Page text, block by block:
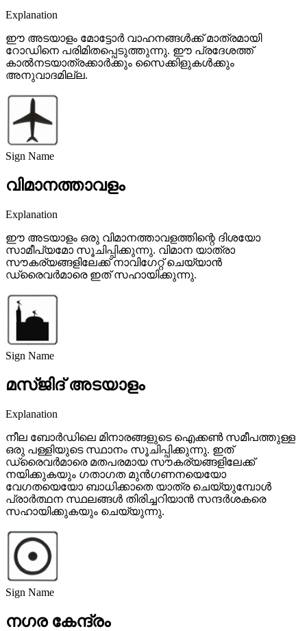
Explanation
ഈ അടയാളം മോട്ടോർ വാഹനങ്ങൾക്ക് മാത്രമായി
റോഡിനെ പരിമിതപ്പെടുത്തുന്നു. ഈ പ്രദേശത്ത്
കാൽനടയാത്രക്കാർക്കും സൈക്കിളുകൾക്കും
അനുവാദമില്ല.
Sign Name
വിമാനത്താവളം
Explanation
ഈ അടയാളം ഒരു വിമാനത്താവളത്തിന്റെ ദിശയോ
സാമീപ്യമോ സൂചിപ്പിക്കുന്നു. വിമാന യാത്രാ
സൗകര്യങ്ങളിലേക്ക് നാവിഗേറ്റ് ചെയ്യാൻ
ഡ്രൈവർമാരെ ഇത് സഹായിക്കുന്നു.
Sign Name
മസ്ജിദ് അടയാളം
Explanation
നീല ബോർഡിലെ മിനാരങ്ങളുടെ ഐക്കൺ സമീപത്തുള്ള
ഒരു പള്ളിയുടെ സ്ഥാനം സൂചിപ്പിക്കുന്നു. ഇത്
ഡ്രൈവർമാരെ മതപരമായ സൗകര്യങ്ങളിലേക്ക്
നയിക്കുകയും ഗതാഗത മുൻഗണനയെയോ
വേഗതയെയോ ബാധിക്കാതെ യാത്ര ചെയ്യുമ്പോൾ
പ്രാർത്ഥന സ്ഥലങ്ങൾ തിരിച്ചറിയാൻ സന്ദർശകരെ
സഹായിക്കുകയും ചെയ്യുന്നു.
Sign Name
നഗര കേന്ദ്രം